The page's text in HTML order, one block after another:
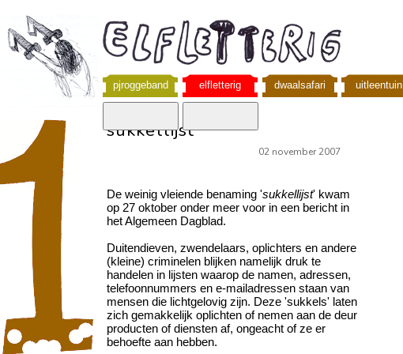
pjroggeband elfletterig dwaalsafari uitleentuin
sukkellijst
02 november 2007
De weinig vleiende benaming 'sukkellijst' kwam
op 27 oktober onder meer voor in een bericht in
het Algemeen Dagblad.
Duitendieven, zwendelaars, oplichters en andere
(kleine) criminelen blijken namelijk druk te
handelen in lijsten waarop de namen, adressen,
telefoonnummers en e-mailadressen staan van
mensen die lichtgelovig zijn. Deze 'sukkels' laten
zich gemakkelijk oplichten of nemen aan de deur
producten of diensten af, ongeacht of ze er
behoefte aan hebben.